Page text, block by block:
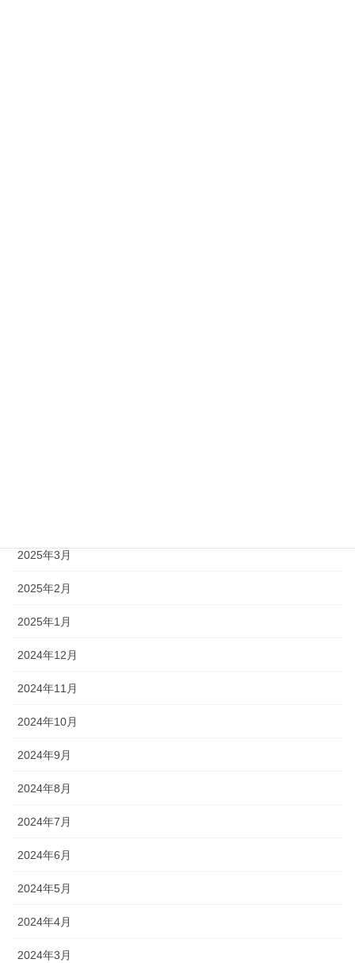
2025年3月
2025年2月
2025年1月
2024年12月
2024年11月
2024年10月
2024年9月
2024年8月
2024年7月
2024年6月
2024年5月
2024年4月
2024年3月